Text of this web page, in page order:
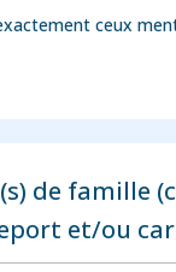
ceux
de famille
et/ou